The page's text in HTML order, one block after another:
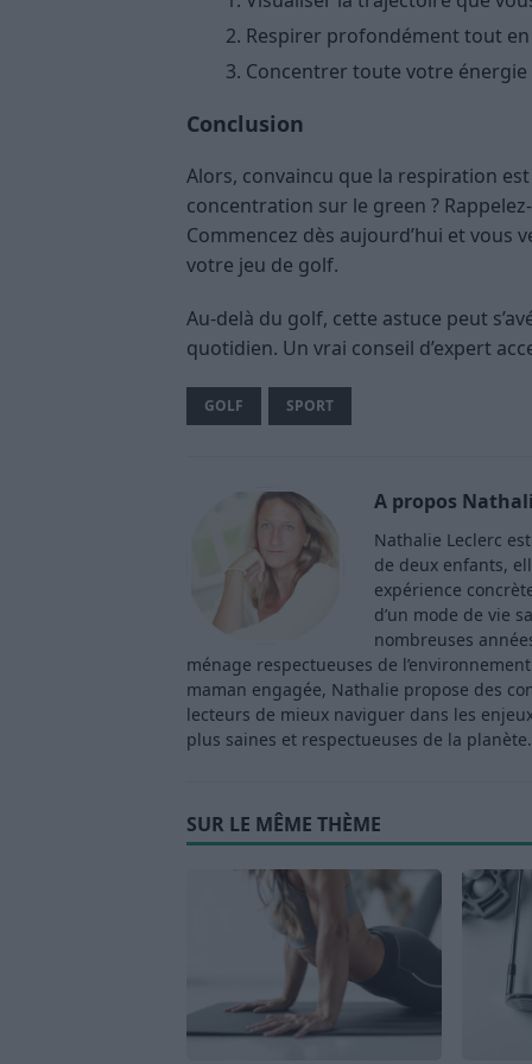
Respirer profondément tout
Concentrer toute votre
Conclusion
Alors, convaincu que la respiration
concentration sur le green ?
Commencez dès aujourd’hui et
votre jeu de golf.
Au-delà du golf, cette astuce peut
quotidien. Un vrai conseil d’expert
GOLF SPORT
A propos
Nathalie Leclerc
de deux enfants,
expérience
d’un mode de vie
nombreuses
ménage respectueuses de
maman engagée, Nathalie propose des
lecteurs de mieux naviguer dans les
plus saines et respectueuses de la planète.
SUR LE MÊME THÈME